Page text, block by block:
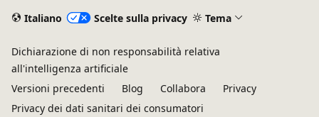
Italiano Scelte sulla privacy Tema
Dichiarazione di non responsabilità relativa
all'intelligenza artificiale
Versioni precedenti
Blog Collabora
Privacy
Privacy dei dati sanitari dei consumatori